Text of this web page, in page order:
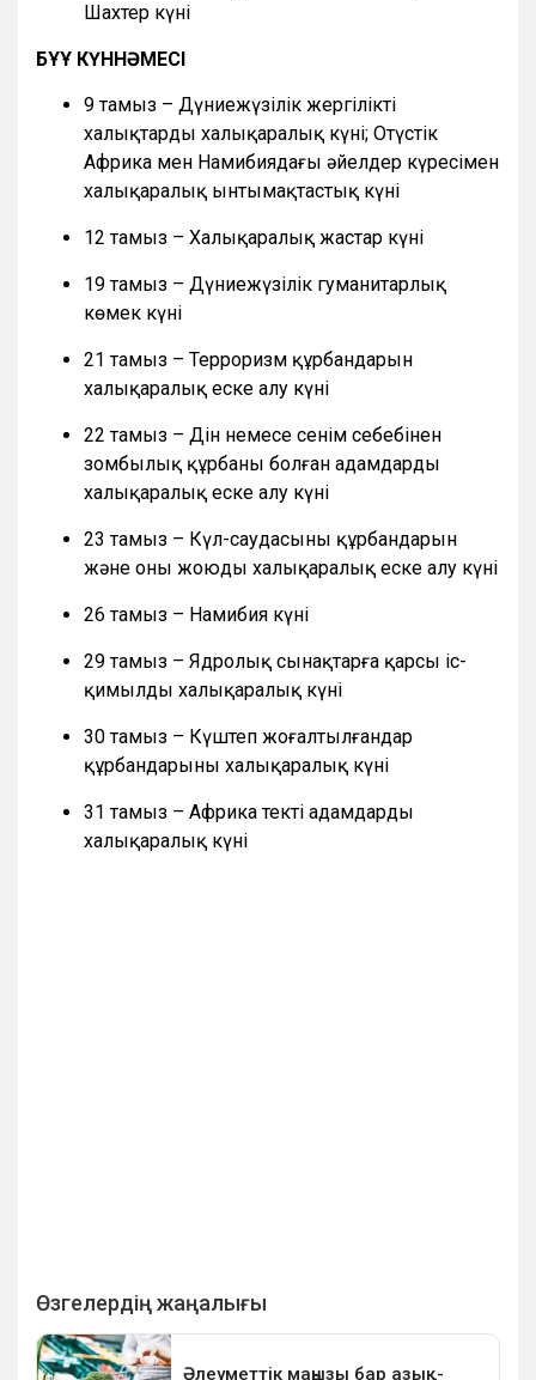
Шахтер күні
БҰҰ КҮННӘМЕСІ
9 тамыз – Дүниежүзілік жергілікті
халықтардың халықаралық күні; Оңтүстік
Африка мен Намибиядағы әйелдер күресімен
халықаралық ынтымақтастық күні
12 тамыз – Халықаралық жастар күні
19 тамыз – Дүниежүзілік гуманитарлық
көмек күні
21 тамыз – Терроризм құрбандарын
халықаралық еске алу күні
22 тамыз – Дін немесе сенім себебінен
зомбылық құрбаны болған адамдарды
халықаралық еске алу күні
23 тамыз – Күл-саудасының құрбандарын
және оны жоюды халықаралық еске алу күні
26 тамыз – Намибия күні
29 тамыз – Ядролық сынақтарға қарсы іс-
қимылдың халықаралық күні
30 тамыз – Күштеп жоғалтылғандар
құрбандарының халықаралық күні
31 тамыз – Африка текті адамдардың
халықаралық күні